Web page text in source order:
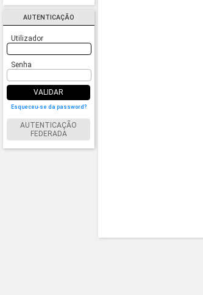
AUTENTICAÇÃO
Utilizador
Senha
VALIDAR
Esqueceu-se da password?
AUTENTICAÇÃO
FEDERADA